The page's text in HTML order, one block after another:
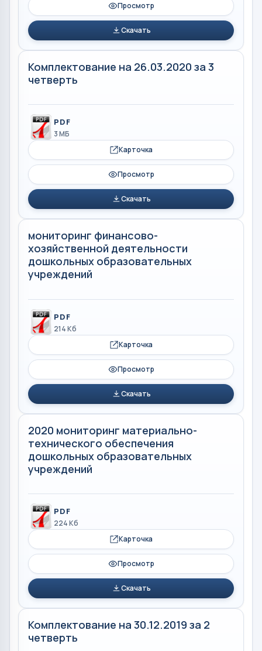
Просмотр
Скачать
Комплектование на 26.03.2020 за 3
четверть
PDF
3 МБ
Карточка
Просмотр
Скачать
мониторинг финансово-
хозяйственной деятельности
дошкольных образовательных
учреждений
PDF
214 Кб
Карточка
Просмотр
Скачать
2020 мониторинг материально-
технического обеспечения
дошкольных образовательных
учреждений
PDF
224 Кб
Карточка
Просмотр
Скачать
Комплектование на 30.12.2019 за 2
четверть